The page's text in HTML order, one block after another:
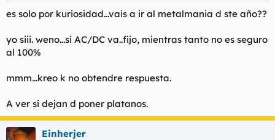
l
t
m
n
i
es solo por kuriosidad...vais a ir al metalmania d ste año??
yo siii. weno...si AC/DC va..fijo, mientras tanto no es seguro
al 100%
mmm...kreo k no obtendre respuesta.
A ver si dejan d poner platanos.
Einherjer